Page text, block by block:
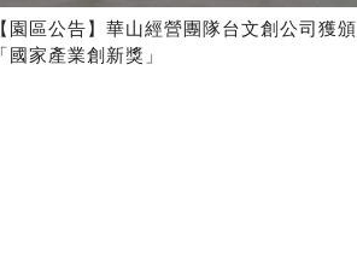
【園區公告】華山經營團隊台文創公司獲頒
「國家產業創新獎」